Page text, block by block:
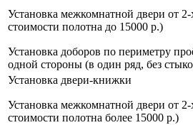
Установка межкомнатной двери от
стоимости полотна до 15000 р.)
Установка доборов по периметру
одной стороны (в один ряд, без
Установка двери-книжки
Установка межкомнатной двери от
стоимости полотна более 15000 р.)